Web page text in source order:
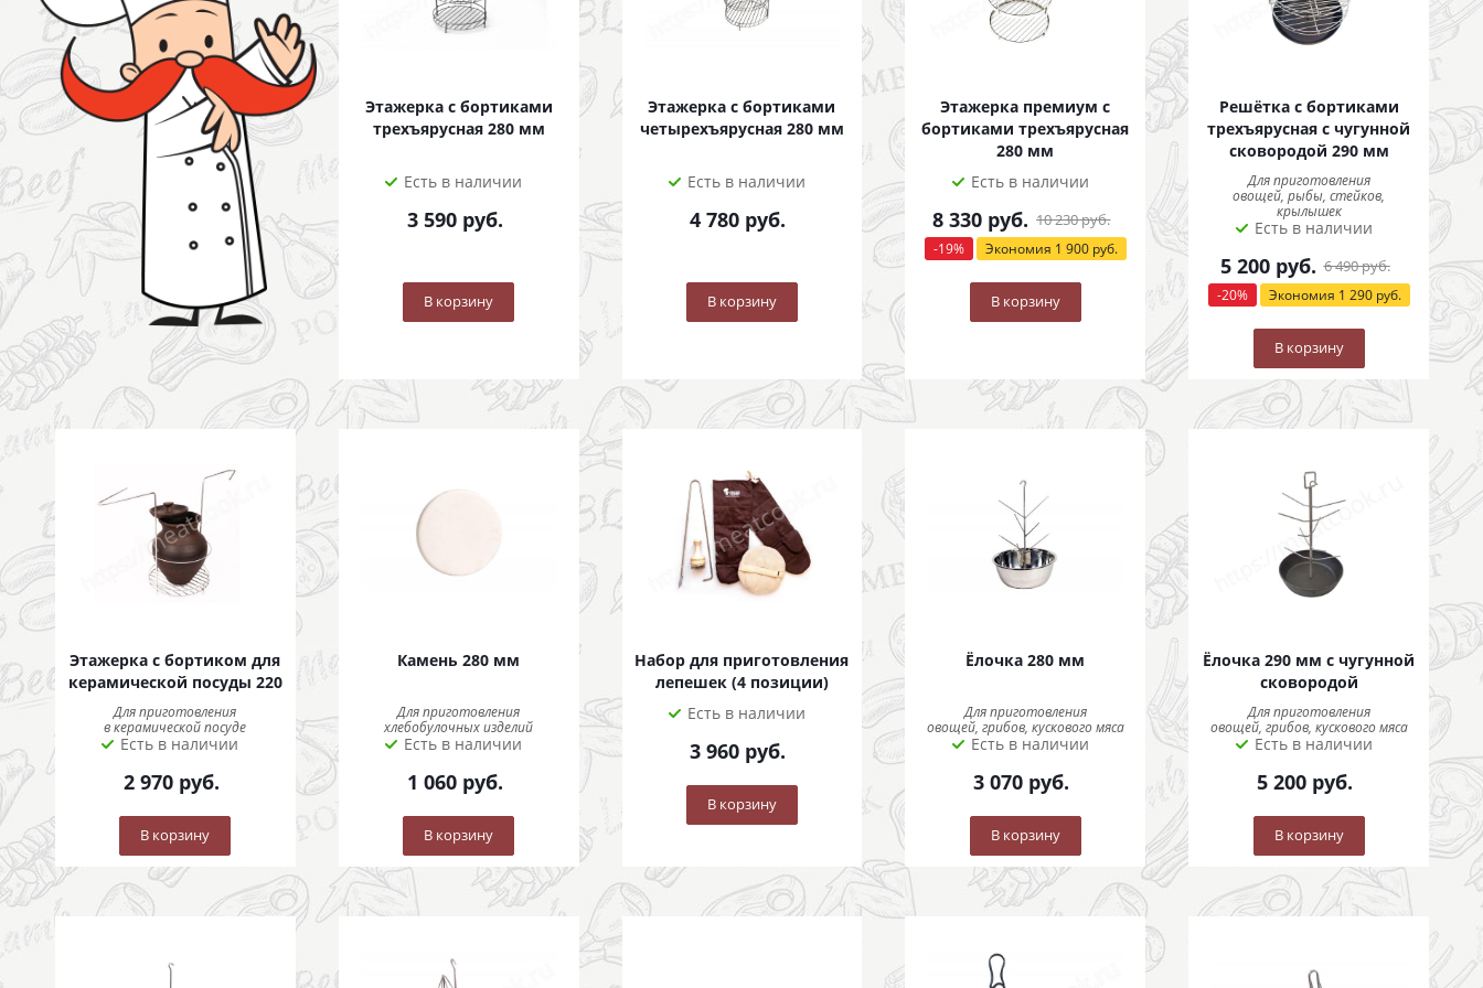
Этажерка с бортиками
трехъярусная 280 мм
Есть в наличии
3 590руб.
В корзину
Этажерка с бортиками
четырехъярусная 280 мм
Есть в наличии
4 780 руб.
В корзину
Этажерка премиум с
бортиками трехъярусная
280 мм
Есть в наличии
8 330 руб. 10 230руб.
-19% Экономия 1 900руб.
В корзину
Решётка с бортиками
трехъярусная с чугунной
сковородой 290 мм
Для приготовления
овощей, рыбы, стейков,
крылышек
Есть в наличии
5 200руб. 6 490руб.
-20% Экономия 1 290руб.
В корзину
Этажерка с бортиком для
керамической посуды 220
Для приготовления
в керамической посуде
Есть в наличии
2 970руб.
В корзину
Камень 280 мм
Для приготовления
хлебобулочных изделий
Есть в наличии
1 060руб.
В корзину
Набор для приготовления
лепешек (4 позиции)
Есть в наличии
3 960 руб.
В корзину
Ёлочка 280 мм
Для приготовления
овощей, грибов, кускового мяса
Есть в наличии
3 070 руб.
В корзину
Ёлочка 290 мм с чугунной
сковородой
Для приготовления
овощей, грибов, кускового мяса
Есть в наличии
5 200 руб.
В корзину